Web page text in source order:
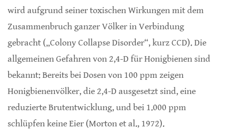
wird aufgrund seiner toxischen Wirkungen mit dem
Zusammenbruch ganzer Völker in Verbindung
gebracht („Colony Collapse Disorder“, kurz CCD). Die
allgemeinen Gefahren von 2,4-D für Honigbienen sind
bekannt: Bereits bei Dosen von 100 ppm zeigen
Honigbienenvölker, die 2,4-D ausgesetzt sind, eine
reduzierte Brutentwicklung, und bei 1.000 ppm
schlüpfen keine Eier (Morton et al., 1972).